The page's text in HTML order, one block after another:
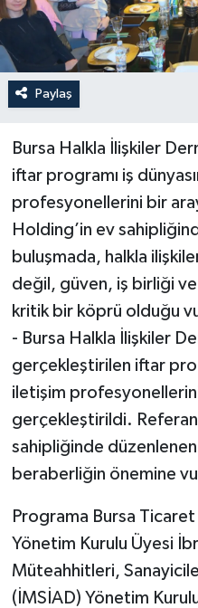
Paylaş
Bursa Halkla İlişkiler
iftar programı iş
profesyonellerini bir
Holding’in ev
buluşmada, halkla
değil, güven, iş birliği
kritik bir köprü olduğu
- Bursa Halkla İlişkiler
gerçekleştirilen iftar
iletişim
gerçekleştirildi.
sahipliğinde
beraberliğin önemine
Programa Bursa Ticaret
Yönetim Kurulu Üyesi
Müteahhitleri,
(İMSİAD) Yönetim Kurulu